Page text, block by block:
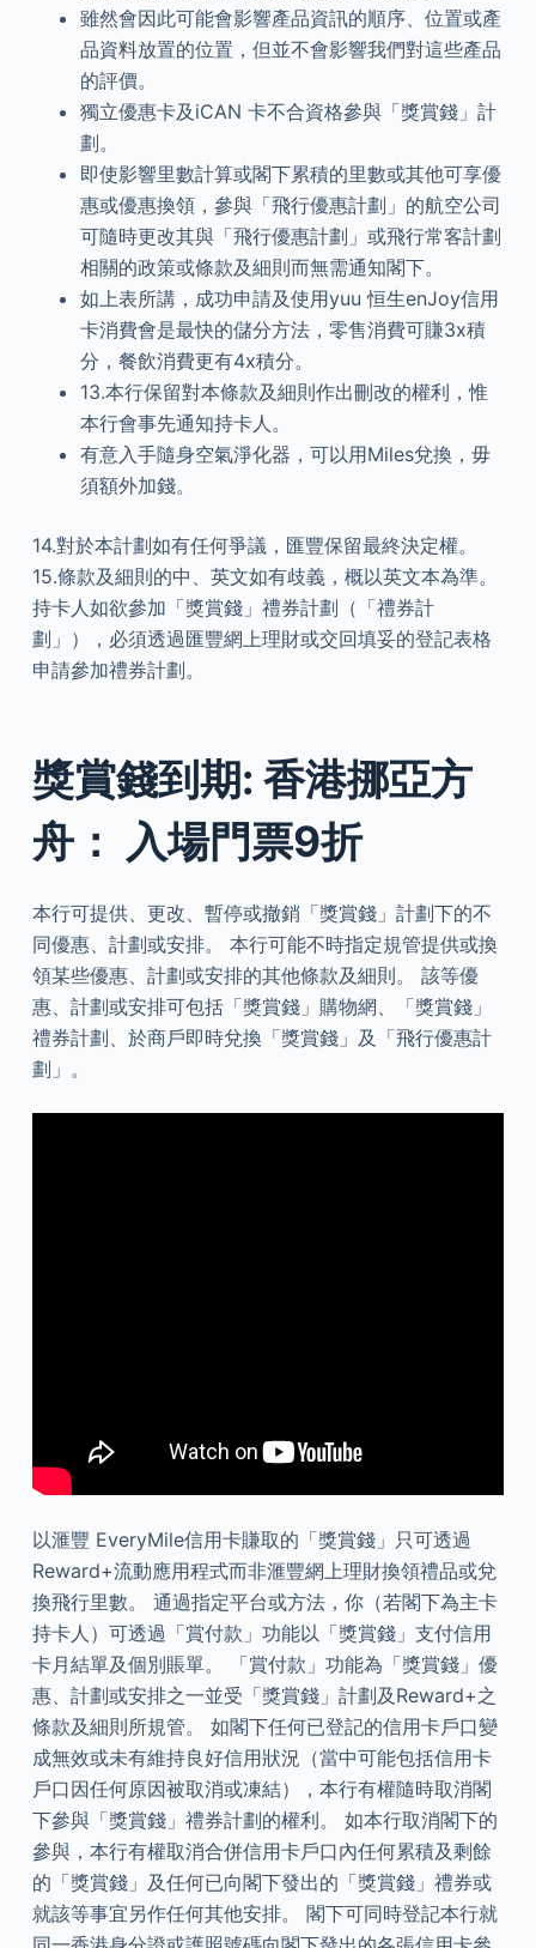
雖然會因此可能會影響產品資訊的順序、位置或產
品資料放置的位置，但並不會影響我們對這些產品
的評價。
獨立優惠卡及iCAN 卡不合資格參與「獎賞錢」計
劃。
即使影響里數計算或閣下累積的里數或其他可享優
惠或優惠換領，參與「飛行優惠計劃」的航空公司
可隨時更改其與「飛行優惠計劃」或飛行常客計劃
相關的政策或條款及細則而無需通知閣下。
如上表所講，成功申請及使用yuu 恒生enJoy信用
卡消費會是最快的儲分方法，零售消費可賺3x積
分，餐飲消費更有4x積分。
13.本行保留對本條款及細則作出刪改的權利，惟
本行會事先通知持卡人。
有意入手隨身空氣淨化器，可以用Miles兌換，毋
須額外加錢。
14.對於本計劃如有任何爭議，匯豐保留最終決定權。
15.條款及細則的中、英文如有歧義，概以英文本為準。
持卡人如欲參加「獎賞錢」禮券計劃（「禮券計
劃」），必須透過匯豐網上理財或交回填妥的登記表格
申請參加禮券計劃。
獎賞錢到期: 香港挪亞方
舟： 入場門票9折
本行可提供、更改、暫停或撤銷「獎賞錢」計劃下的不
同優惠、計劃或安排。 本行可能不時指定規管提供或換
領某些優惠、計劃或安排的其他條款及細則。 該等優
惠、計劃或安排可包括「獎賞錢」購物網、「獎賞錢」
禮券計劃、於商戶即時兌換「獎賞錢」及「飛行優惠計
劃」。
以滙豐 EveryMile信用卡賺取的「獎賞錢」只可透過
Reward+流動應用程式而非滙豐網上理財換領禮品或兌
換飛行里數。 通過指定平台或方法，你（若閣下為主卡
持卡人）可透過「賞付款」功能以「獎賞錢」支付信用
卡月結單及個別賬單。 「賞付款」功能為「獎賞錢」優
惠、計劃或安排之一並受「獎賞錢」計劃及Reward+之
條款及細則所規管。 如閣下任何已登記的信用卡戶口變
成無效或未有維持良好信用狀況（當中可能包括信用卡
戶口因任何原因被取消或凍結），本行有權隨時取消閣
下參與「獎賞錢」禮券計劃的權利。 如本行取消閣下的
參與，本行有權取消合併信用卡戶口內任何累積及剩餘
的「獎賞錢」及任何已向閣下發出的「獎賞錢」禮券或
就該等事宜另作任何其他安排。 閣下可同時登記本行就